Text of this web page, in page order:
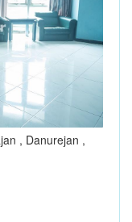
, Danurejan ,